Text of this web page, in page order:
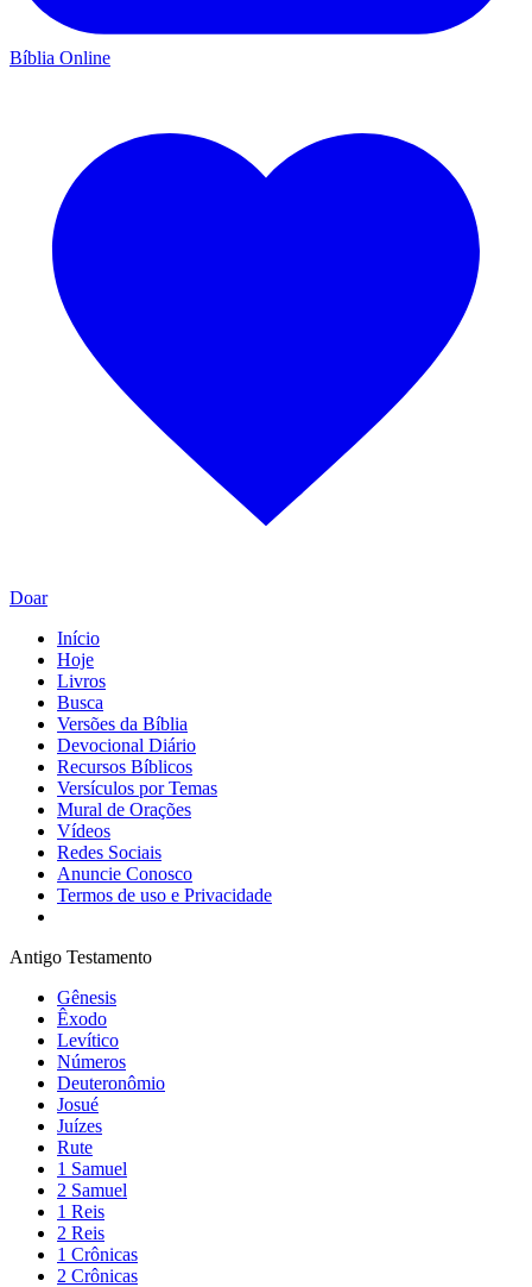
Bíblia Online
Doar
Início
Hoje
Livros
Busca
Versões da Bíblia
Devocional Diário
Recursos Bíblicos
Versículos por Temas
Mural de Orações
Vídeos
Redes Sociais
Anuncie Conosco
Termos de uso e Privacidade
Antigo Testamento
Gênesis
Êxodo
Levítico
Números
Deuteronômio
Josué
Juízes
Rute
1 Samuel
2 Samuel
1 Reis
2 Reis
1 Crônicas
2 Crônicas